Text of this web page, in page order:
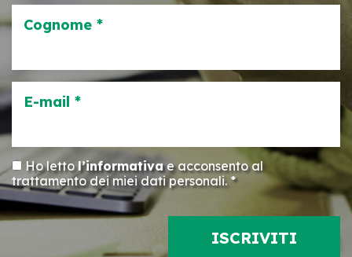
Cognome *
E-mail *
Ho lettol’informativae acconsento al
trattamento dei miei dati personali. *